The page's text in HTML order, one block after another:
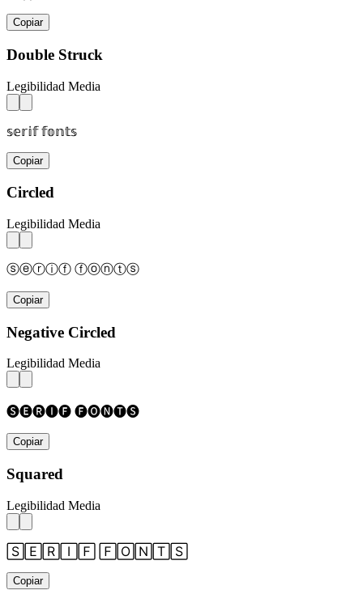
Copiar
Double Struck
Legibilidad Media
𝕤𝕖𝕣𝕚𝕗 𝕗𝕠𝕟𝕥𝕤
Copiar
Circled
Legibilidad Media
ⓢⓔⓡⓘⓕ ⓕⓞⓝⓣⓢ
Copiar
Negative Circled
Legibilidad Media
🅢🅔🅡🅘🅕 🅕🅞🅝🅣🅢
Copiar
Squared
Legibilidad Media
🅂🄴🅁🄸🄵 🄵🄾🄽🅃🅂
Copiar